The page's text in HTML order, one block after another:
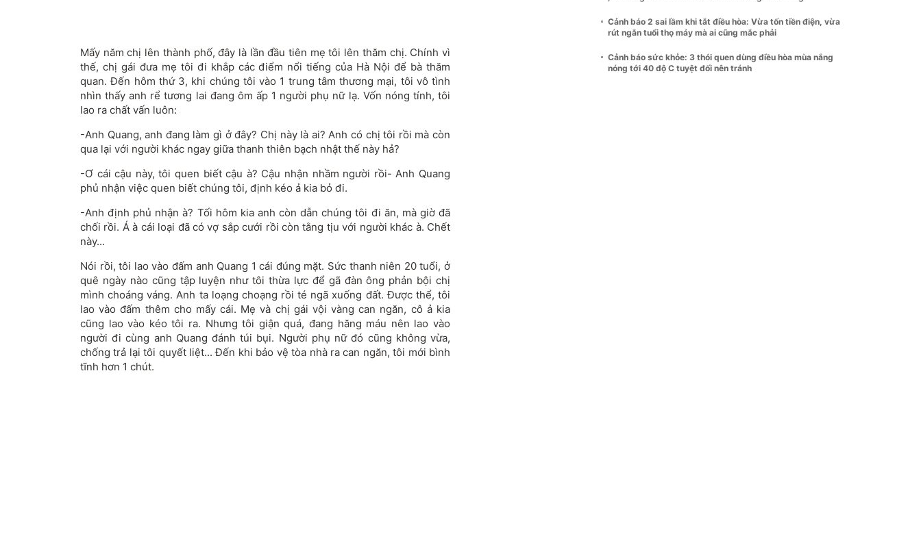
Mấy năm chị lên thành phố, đây là lần đầu tiên mẹ tôi lên thăm chị. Chính vì
thế, chị gái đưa mẹ tôi đi khắp các điểm nổi tiếng của Hà Nội để bà thăm
quan. Đến hôm thứ 3, khi chúng tôi vào 1 trung tâm thương mại, tôi vô tình
nhìn thấy anh rể tương lai đang ôm ấp 1 người phụ nữ lạ. Vốn nóng tính, tôi
lao ra chất vấn luôn:
-Anh Quang, anh đang làm gì ở đây? Chị này là ai? Anh có chị tôi rồi mà còn
qua lại với người khác ngay giữa thanh thiên bạch nhật thế này hả?
-Ơ cái cậu này, tôi quen biết cậu à? Cậu nhận nhầm người rồi- Anh Quang
phủ nhận việc quen biết chúng tôi, định kéo ả kia bỏ đi.
-Anh định phủ nhận à? Tối hôm kia anh còn dẫn chúng tôi đi ăn, mà giờ đã
chối rồi. Á à cái loại đã có vợ sắp cưới rồi còn tằng tịu với người khác à. Chết
này...
Nói rồi, tôi lao vào đấm anh Quang 1 cái đúng mặt. Sức thanh niên 20 tuổi, ở
quê ngày nào cũng tập luyện như tôi thừa lực để gã đàn ông phản bội chị
mình choáng váng. Anh ta loạng choạng rồi té ngã xuống đất. Được thể, tôi
lao vào đấm thêm cho mấy cái. Mẹ và chị gái vội vàng can ngăn, cô ả kia
cũng lao vào kéo tôi ra. Nhưng tôi giận quá, đang hăng máu nên lao vào
người đi cùng anh Quang đánh túi bụi. Người phụ nữ đó cũng không vừa,
chống trả lại tôi quyết liệt... Đến khi bảo vệ tòa nhà ra can ngăn, tôi mới bình
tĩnh hơn 1 chút.
Cảnh báo 2 sai lầm khi tắt điều hòa: Vừa tốn tiền điện, vừa
rút ngắn tuổi thọ máy mà ai cũng mắc phải
Cảnh báo sức khỏe: 3 thói quen dùng điều hòa mùa nắng
nóng tới 40 độ C tuyệt đối nên tránh